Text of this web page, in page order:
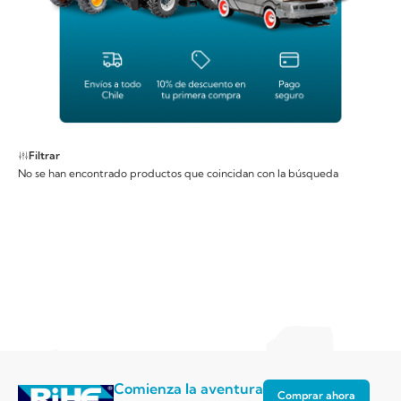
Filtrar
No se han encontrado productos que coincidan con la búsqueda
Comienza la aventura Comprar ahora